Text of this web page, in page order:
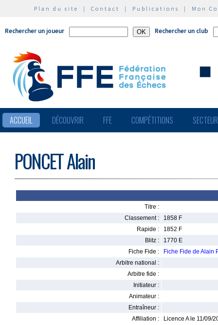
Plan du site | Contact | Publications | Mon
Rechercher un joueur Rechercher un club
ACCUEIL DÉCOUVRIR FFE COMPÉTITIONS
PONCET Alain
Titre :
Classement :
1858 F
Rapide :
1852 F
Blitz :
1770 E
Fiche Fide :
Fiche Fide de Alain
Arbitre national :
Arbitre fide :
Initiateur :
Animateur :
Entraîneur :
Affiliation :
Licence A le 11/09/